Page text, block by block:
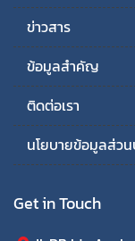
ข่าวสาร
ข้อมูลสำคัญ
ติดต่อเรา
นโยบายข้อมูลส่ว
Get in Touch